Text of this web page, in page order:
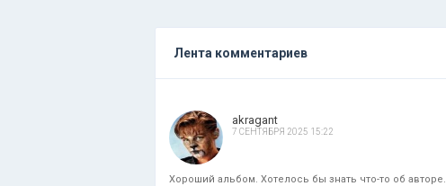
Лента комментариев
akragant
7 СЕНТЯБРЯ 2025 15:22
Хороший альбом. Хотелось бы знать что-то об авторе.